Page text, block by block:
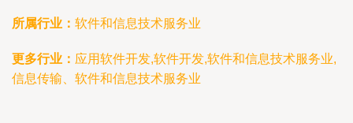
所属行业： 软件和信息技术服务业
更多行业： 应用软件开发,软件开发,软件和信息技术服务业,
信息传输、软件和信息技术服务业